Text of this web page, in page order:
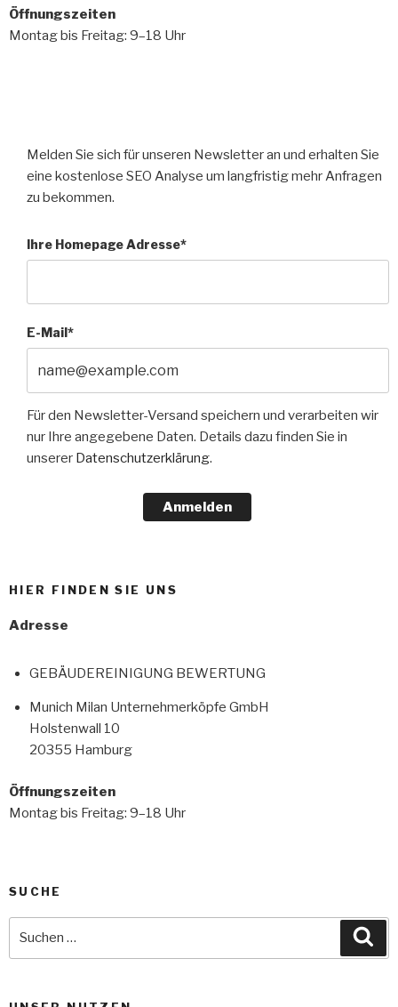
Öffnungszeiten
Montag bis Freitag: 9–18 Uhr
Melden Sie sich für unseren Newsletter an und erhalten Sie
eine kostenlose SEO Analyse um langfristig mehr Anfragen
zu bekommen.
Ihre Homepage Adresse*
E-Mail*
Für den Newsletter-Versand speichern und verarbeiten wir
nur Ihre angegebene Daten. Details dazu finden Sie in
unserer Datenschutzerklärung.
Anmelden
HIER FINDEN SIE UNS
Adresse
GEBÄUDEREINIGUNG BEWERTUNG
Munich Milan Unternehmerköpfe GmbH
Holstenwall 10
20355 Hamburg
Öffnungszeiten
Montag bis Freitag: 9–18 Uhr
SUCHE
Online